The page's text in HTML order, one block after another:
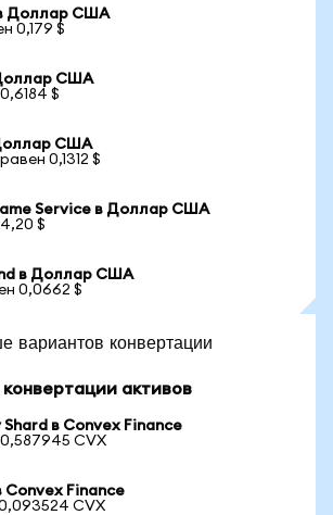
Доллар США
0,179 $
США
$
США
0,1312 $
Service в Доллар США
4,20 $
в Доллар США
0,0662 $
вариантов конвертации
активов
в Convex Finance
0,587945 CVX
Finance
CVX